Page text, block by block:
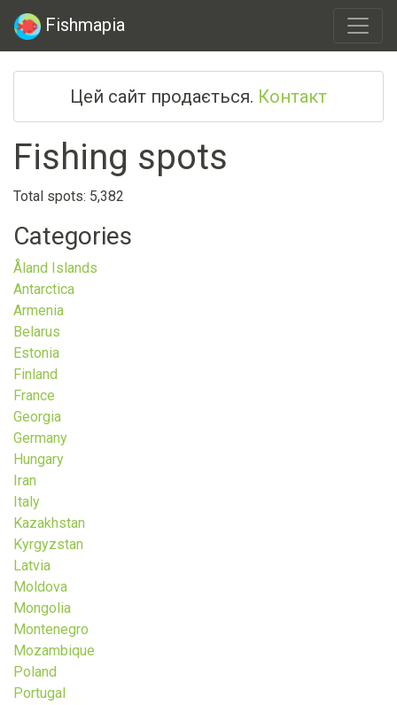
Fishmapia
Цей сайт продається. Контакт
Fishing spots
Total spots: 5,382
Categories
Åland Islands
Antarctica
Armenia
Belarus
Estonia
Finland
France
Georgia
Germany
Hungary
Iran
Italy
Kazakhstan
Kyrgyzstan
Latvia
Moldova
Mongolia
Montenegro
Mozambique
Poland
Portugal